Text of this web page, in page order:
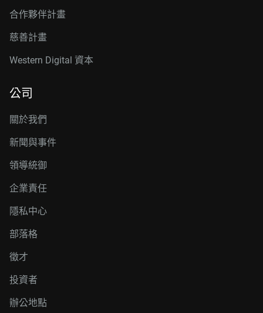
合作夥伴計畫
慈善計畫
Western Digital 資本
公司
關於我們
新聞與事件
領導統御
企業責任
隱私中心
部落格
徵才
投資者
辦公地點